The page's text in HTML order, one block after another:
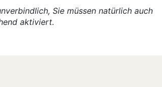
Sie müssen natürlich auch
aktiviert.